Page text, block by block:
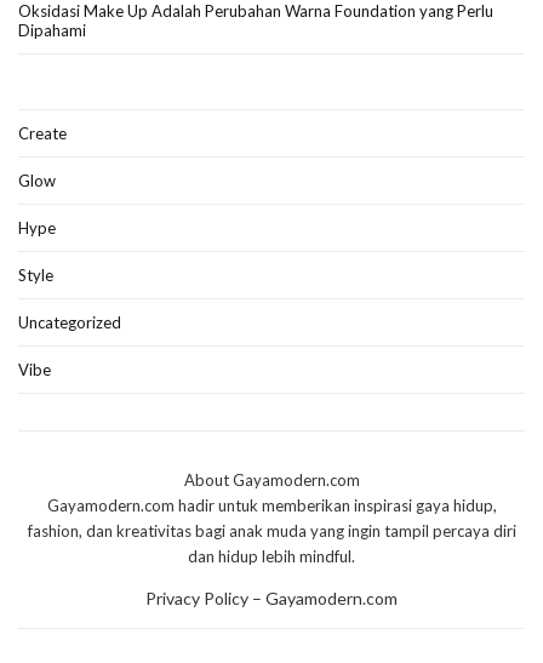
Oksidasi Make Up Adalah Perubahan Warna Foundation yang Perlu
Dipahami
Create
Glow
Hype
Style
Uncategorized
Vibe
About Gayamodern.com
Gayamodern.com hadir untuk memberikan inspirasi gaya hidup,
fashion, dan kreativitas bagi anak muda yang ingin tampil percaya diri
dan hidup lebih mindful.
Privacy Policy – Gayamodern.com